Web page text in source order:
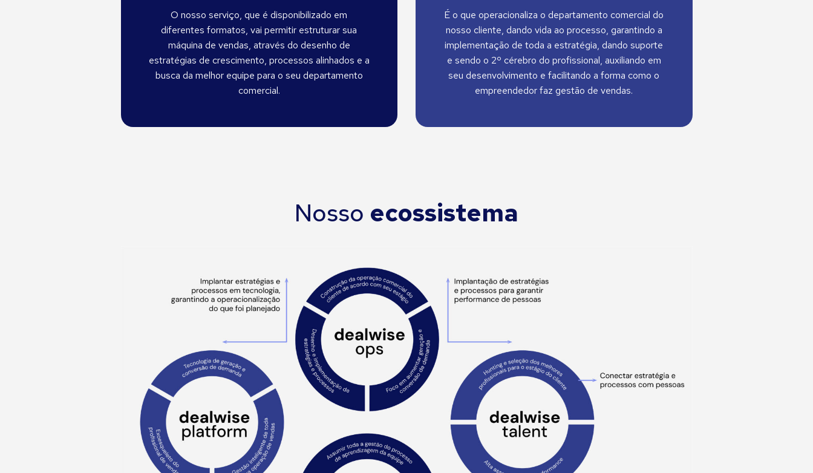
O nosso serviço, que é disponibilizado em
diferentes formatos, vai permitir estruturar sua
máquina de vendas, através do desenho de
estratégias de crescimento, processos alinhados e a
busca da melhor equipe para o seu departamento
comercial.
É o que operacionaliza o departamento comercial do
nosso cliente, dando vida ao processo, garantindo a
implementação de toda a estratégia, dando suporte
e sendo o 2º cérebro do profissional, auxiliando em
seu desenvolvimento e facilitando a forma como o
empreendedor faz gestão de vendas.
Nosso ecossistema